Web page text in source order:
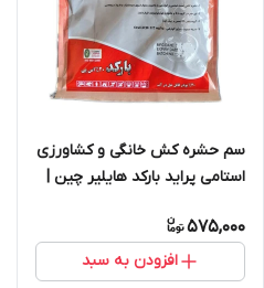
سم حشره کش خانگی و کشاورزی
استامی پراید بارکد هایلیر چین |
575,000
افزودن به سبد